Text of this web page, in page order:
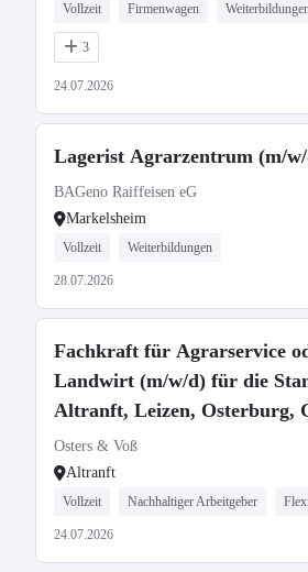
Vollzeit Firmenwagen
3
24.07.2026
Lagerist Agrarzentrum (m/
BAGeno Raiffeisen eG
Markelsheim
Vollzeit Weiterbildungen
28.07.2026
Fachkraft für Agrarservice
Landwirt (m/w/d) für die
Altranft, Leizen, Osterburg,
Gottschow
Osters & Voß
Altranft
Vollzeit Nachhaltiger Arbeitgeber
24.07.2026